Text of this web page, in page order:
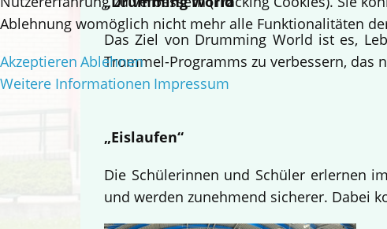
Das Ziel von Drumming World ist es,
Trommel-Programms zu verbessern, das
„Eislaufen“
Die Schülerinnen und Schüler erlernen
und werden zunehmend sicherer. Dabei
Ablehnung womöglich nicht mehr alle Funktionalitäten
Akzeptieren Ablehnen
Weitere Informationen Impressum